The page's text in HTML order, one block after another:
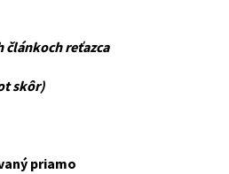
článkoch reťazca
skôr)
priamo